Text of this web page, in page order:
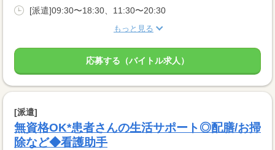
[派遣]09:30〜18:30、11:30〜20:30
もっと見る
応募する（バイトル求人）
[派遣]
無資格OK*患者さんの生活サポート◎配膳/お掃
除など◆看護助手